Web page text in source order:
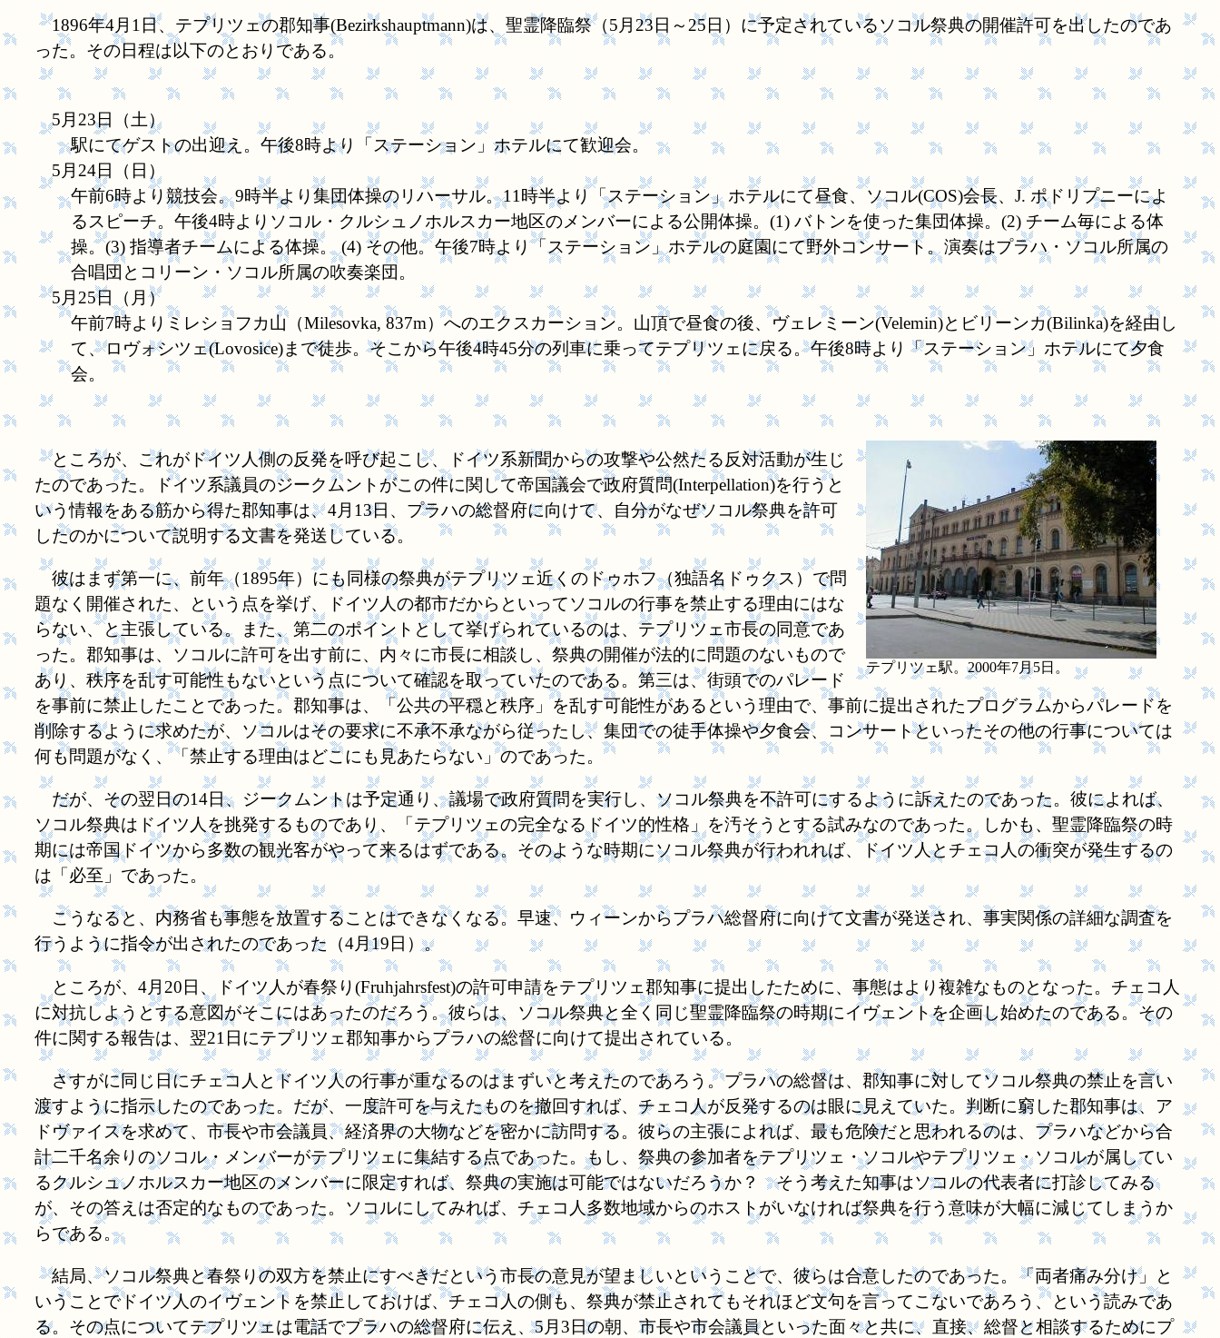
1896年4月1日、テプリツェの郡知事(Bezirkshauptmann)は、聖霊降臨祭（5月23日～25日）に予定されているソコル祭典の開催許可を出したのであ
った。その日程は以下のとおりである。
5月23日（土）
駅にてゲストの出迎え。午後8時より「ステーション」ホテルにて歓迎会。
5月24日（日）
午前6時より競技会。9時半より集団体操のリハーサル。11時半より「ステーション」ホテルにて昼食、ソコル(COS)会長、J. ポドリプニーによ
るスピーチ。午後4時よりソコル・クルシュノホルスカー地区のメンバーによる公開体操。(1) バトンを使った集団体操。(2) チーム毎による体
操。(3) 指導者チームによる体操。 (4) その他。午後7時より「ステーション」ホテルの庭園にて野外コンサート。演奏はプラハ・ソコル所属の
合唱団とコリーン・ソコル所属の吹奏楽団。
5月25日（月）
午前7時よりミレショフカ山（Milesovka, 837m）へのエクスカーション。山頂で昼食の後、ヴェレミーン(Velemin)とビリーンカ(Bilinka)を経由し
て、ロヴォシツェ(Lovosice)まで徒歩。そこから午後4時45分の列車に乗ってテプリツェに戻る。午後8時より「ステーション」ホテルにて夕食
会。
テプリツェ駅。2000年7月5日。
ところが、これがドイツ人側の反発を呼び起こし、ドイツ系新聞からの攻撃や公然たる反対活動が生じ
たのであった。ドイツ系議員のジークムントがこの件に関して帝国議会で政府質問(Interpellation)を行うと
いう情報をある筋から得た郡知事は、4月13日、プラハの総督府に向けて、自分がなぜソコル祭典を許可
したのかについて説明する文書を発送している。
彼はまず第一に、前年（1895年）にも同様の祭典がテプリツェ近くのドゥホフ（独語名ドゥクス）で問
題なく開催された、という点を挙げ、ドイツ人の都市だからといってソコルの行事を禁止する理由にはな
らない、と主張している。また、第二のポイントとして挙げられているのは、テプリツェ市長の同意であ
った。郡知事は、ソコルに許可を出す前に、内々に市長に相談し、祭典の開催が法的に問題のないもので
あり、秩序を乱す可能性もないという点について確認を取っていたのである。第三は、街頭でのパレード
を事前に禁止したことであった。郡知事は、「公共の平穏と秩序」を乱す可能性があるという理由で、事前に提出されたプログラムからパレードを
削除するように求めたが、ソコルはその要求に不承不承ながら従ったし、集団での徒手体操や夕食会、コンサートといったその他の行事については
何も問題がなく、「禁止する理由はどこにも見あたらない」のであった。
だが、その翌日の14日、ジークムントは予定通り、議場で政府質問を実行し、ソコル祭典を不許可にするように訴えたのであった。彼によれば、
ソコル祭典はドイツ人を挑発するものであり、「テプリツェの完全なるドイツ的性格」を汚そうとする試みなのであった。しかも、聖霊降臨祭の時
期には帝国ドイツから多数の観光客がやって来るはずである。そのような時期にソコル祭典が行われれば、ドイツ人とチェコ人の衝突が発生するの
は「必至」であった。
こうなると、内務省も事態を放置することはできなくなる。早速、ウィーンからプラハ総督府に向けて文書が発送され、事実関係の詳細な調査を
行うように指令が出されたのであった（4月19日）。
ところが、4月20日、ドイツ人が春祭り(Fruhjahrsfest)の許可申請をテプリツェ郡知事に提出したために、事態はより複雑なものとなった。チェコ人
に対抗しようとする意図がそこにはあったのだろう。彼らは、ソコル祭典と全く同じ聖霊降臨祭の時期にイヴェントを企画し始めたのである。その
件に関する報告は、翌21日にテプリツェ郡知事からプラハの総督に向けて提出されている。
さすがに同じ日にチェコ人とドイツ人の行事が重なるのはまずいと考えたのであろう。プラハの総督は、郡知事に対してソコル祭典の禁止を言い
渡すように指示したのであった。だが、一度許可を与えたものを撤回すれば、チェコ人が反発するのは眼に見えていた。判断に窮した郡知事は、ア
ドヴァイスを求めて、市長や市会議員、経済界の大物などを密かに訪問する。彼らの主張によれば、最も危険だと思われるのは、プラハなどから合
計二千名余りのソコル・メンバーがテプリツェに集結する点であった。もし、祭典の参加者をテプリツェ・ソコルやテプリツェ・ソコルが属してい
るクルシュノホルスカー地区のメンバーに限定すれば、祭典の実施は可能ではないだろうか？ そう考えた知事はソコルの代表者に打診してみる
が、その答えは否定的なものであった。ソコルにしてみれば、チェコ人多数地域からのホストがいなければ祭典を行う意味が大幅に減じてしまうか
らである。
結局、ソコル祭典と春祭りの双方を禁止にすべきだという市長の意見が望ましいということで、彼らは合意したのであった。「両者痛み分け」と
いうことでドイツ人のイヴェントを禁止しておけば、チェコ人の側も、祭典が禁止されてもそれほど文句を言ってこないであろう、という読みであ
る。その点についてテプリツェは電話でプラハの総督府に伝え、5月3日の朝、市長や市会議員といった面々と共に、直接、総督と相談するためにプ